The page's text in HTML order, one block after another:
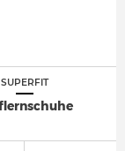
SUPERFIT